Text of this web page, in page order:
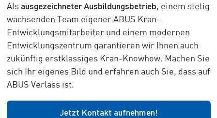
Als ausgezeichneter Ausbildungsbetrieb, einem stetig
wachsenden Team eigener ABUS Kran-
Entwicklungsmitarbeiter und einem modernen
Entwicklungszentrum garantieren wir Ihnen auch
zukünftig erstklassiges Kran-Knowhow. Machen Sie
sich Ihr eigenes Bild und erfahren auch Sie, dass auf
ABUS Verlass ist.
Jetzt Kontakt aufnehmen!